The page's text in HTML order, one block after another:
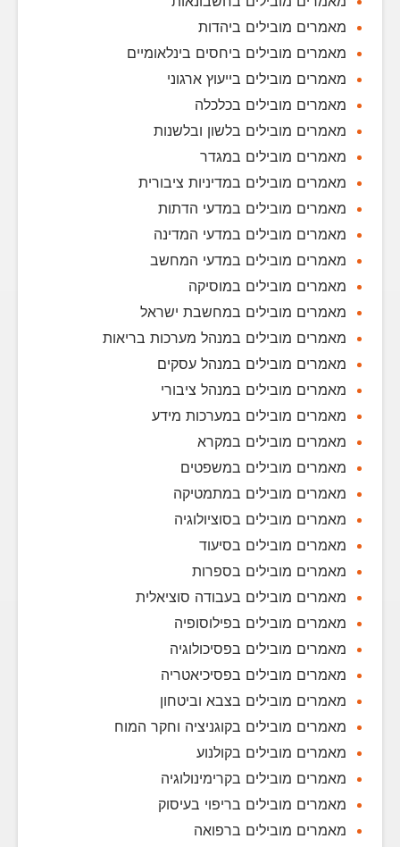
מאמרים מובילים ביהדות
מאמרים מובילים ביחסים בינלאומיים
מאמרים מובילים בייעוץ ארגוני
מאמרים מובילים בכלכלה
מאמרים מובילים בלשון ובלשנות
מאמרים מובילים במגדר
מאמרים מובילים במדיניות ציבורית
מאמרים מובילים במדעי הדתות
מאמרים מובילים במדעי המדינה
מאמרים מובילים במדעי המחשב
מאמרים מובילים במוסיקה
מאמרים מובילים במחשבת ישראל
מאמרים מובילים במנהל מערכות בריאות
מאמרים מובילים במנהל עסקים
מאמרים מובילים במנהל ציבורי
מאמרים מובילים במערכות מידע
מאמרים מובילים במקרא
מאמרים מובילים במשפטים
מאמרים מובילים במתמטיקה
מאמרים מובילים בסוציולוגיה
מאמרים מובילים בסיעוד
מאמרים מובילים בספרות
מאמרים מובילים בעבודה סוציאלית
מאמרים מובילים בפילוסופיה
מאמרים מובילים בפסיכולוגיה
מאמרים מובילים בפסיכיאטריה
מאמרים מובילים בצבא וביטחון
מאמרים מובילים בקוגניציה וחקר המוח
מאמרים מובילים בקולנוע
מאמרים מובילים בקרימינולוגיה
מאמרים מובילים בריפוי בעיסוק
מאמרים מובילים ברפואה